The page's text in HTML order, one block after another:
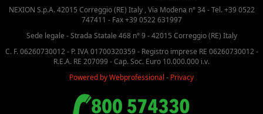
NEXION S.p.A. 42015 Correggio (RE) Italy , Via Modena n° 34 - Tel. +39 0522
747411 - Fax +39 0522 631997
Sede legale - Strada Statale 468 n° 9 - 42015 Correggio (RE) Italy
C. F. 06260730012 - P. IVA 01700320359 - Registro imprese RE 06260730012 -
R.E.A. RE 207099 - Cap. Soc. Euro 10.000.000 i.v.
Powered by Webprofessional - Privacy